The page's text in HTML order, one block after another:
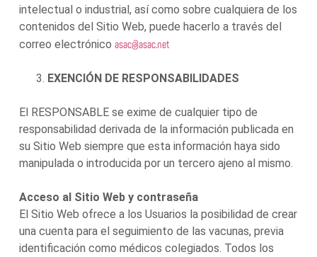
intelectual o industrial, así como sobre cualquiera de los
contenidos del Sitio Web, puede hacerlo a través del
correo electrónico asac@asac.net
EXENCIÓN DE RESPONSABILIDADES
El RESPONSABLE se exime de cualquier tipo de
responsabilidad derivada de la información publicada en
su Sitio Web siempre que esta información haya sido
manipulada o introducida por un tercero ajeno al mismo.
Acceso al Sitio Web y contraseña
El Sitio Web ofrece a los Usuarios la posibilidad de crear
una cuenta para el seguimiento de las vacunas, previa
identificación como médicos colegiados. Todos los